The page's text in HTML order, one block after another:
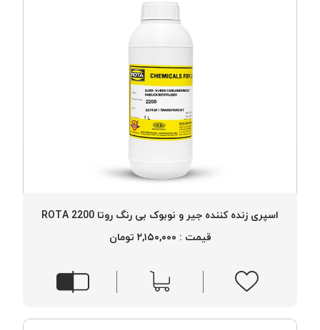
اسپری زنده کننده جیر و نوبوک بی رنگ روتا 2200 ROTA
قیمت : ۲,۱۵۰,۰۰۰ تومان